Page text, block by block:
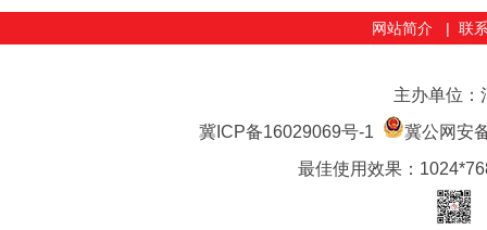
网站简介 | 联
主办单位：
冀ICP备16029069号-1
冀公网安
最佳使用效果：